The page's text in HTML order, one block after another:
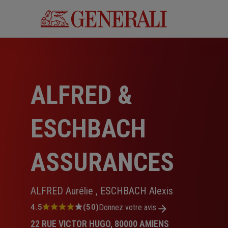
ALFRED &
ESCHBACH
ASSURANCES
ALFRED Aurélie , ESCHBACH Alexis
Note
4.5 (50)Donnez votre avis
22 RUE VICTOR HUGO, 80000 AMIENS